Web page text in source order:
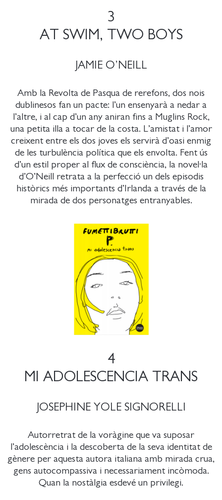
3
AT SWIM, TWO BOYS
JAMIE O’NEILL
Amb la Revolta de Pasqua de rerefons, dos nois
dublinesos fan un pacte: l’un ensenyarà a nedar a
l’altre, i al cap d’un any aniran fins a Muglins Rock,
una petita illa a tocar de la costa. L’amistat i l’amor
creixent entre els dos joves els servirà d’oasi enmig
de les turbulència política que els envolta. Fent ús
d’un estil proper al flux de consciència, la novel·la
d’O’Neill retrata a la perfecció un dels episodis
històrics més importants d’Irlanda a través de la
mirada de dos personatges entranyables.
4
MI ADOLESCENCIA TRANS
JOSEPHINE YOLE SIGNORELLI
Autorretrat de la voràgine que va suposar
l’adolescència i la descoberta de la seva identitat de
gènere per aquesta autora italiana amb mirada crua,
gens autocompassiva i necessariament incòmoda.
Quan la nostàlgia esdevé un privilegi.